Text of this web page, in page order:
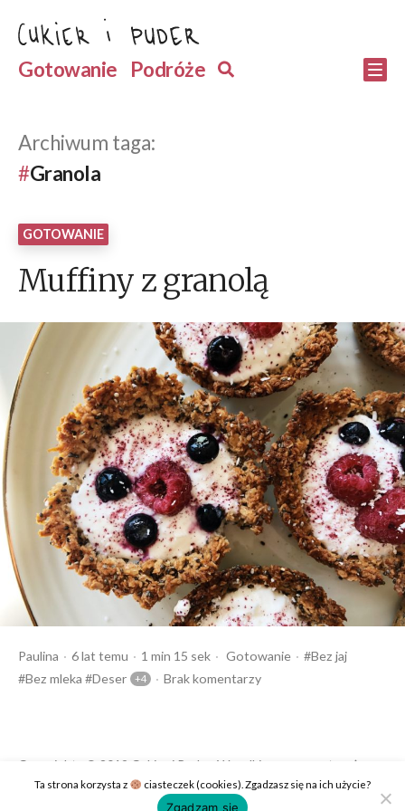
do
treści
Szukaj
Gotowanie Podróże Szukaj
Archiwum taga:
Granola
GOTOWANIE
Muffiny z granolą
Opublikowany
przez
Paulina 6 lat temu
Czas
czytania
1 min 15 sek
Opublikowany
w
Gotowanie Tagi:
Bez jaj
Bez mleka
Deser Brak komentarzy
Copyrights © 2019 Cukier i Puder. Wszelkie prawa zastrzeżone.
Polityka prywatności
Kontakt
Ta strona korzysta z ciasteczek (cookies). Zgadzasz się na ich użycie?
Zgadzam się